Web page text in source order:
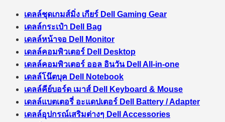
เดลล์ชุดเกมส์มิ่ง เกียร์ Dell Gaming Gear
เดลล์กระเป๋า Dell Bag
เดลล์หน้าจอ Dell Monitor
เดลล์คอมพิวเตอร์ Dell Desktop
เดลล์คอมพิวเตอร์ ออล อินวัน Dell All-in-one
เดลล์โน๊ตบุค Dell Notebook
เดลล์คีย์บอร์ด เมาส์ Dell Keyboard & Mouse
เดลล์แบตเตอรี่ อะแดปเตอร์ Dell Battery / Adapter
เดลล์อุปกรณ์เสริมต่างๆ Dell Accessories